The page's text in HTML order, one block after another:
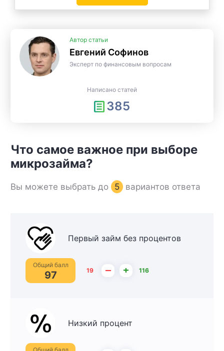
Автор статьи
Евгений Софинов
Эксперт по финансовым вопросам
Написано статей
385
Что самое важное при выборе
микрозайма?
Вы можете выбрать до 5 вариантов ответа
Первый займ без процентов
Общий балл
97 19 – + 116
Низкий процент